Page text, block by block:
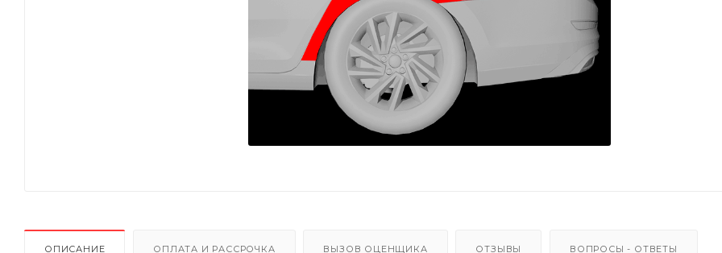
ОПИСАНИЕ ОПЛАТА И РАССРОЧКА ВЫЗОВ ОЦЕНЩИКА ОТЗЫВЫ ВОПРОСЫ - ОТВЕТЫ